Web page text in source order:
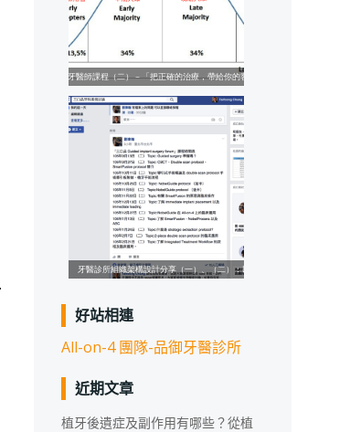
好站相連
All-on-4 團隊-品御牙醫診所
近期文章
植牙後遺症及副作用有哪些？從植